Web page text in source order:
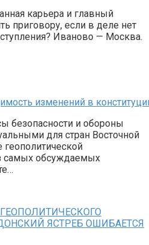
карьера и главный
приговору, если в деле нет
Иваново — Москва.
изменений в
безопасности и обороны
для стран Восточной
геополитической
самых обсуждаемых
ЯСТРЕБ ОШИБАЕТСЯ